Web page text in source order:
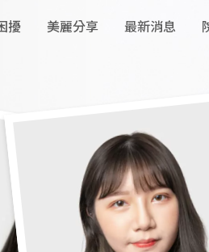
擾 美麗分享 最新消息